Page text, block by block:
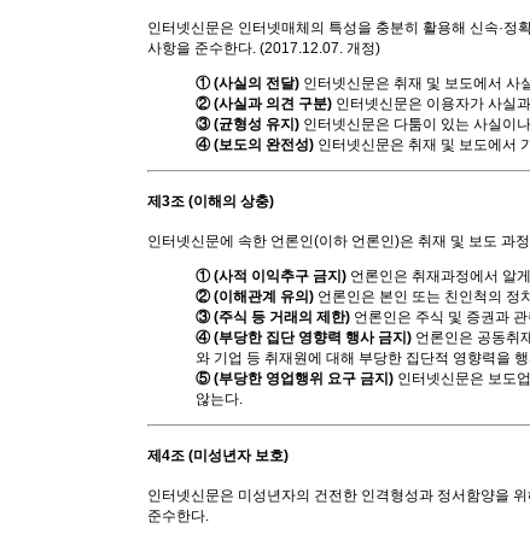
인터넷신문은 인터넷매체의 특성을 충분히 활용해 신속·
사항을 준수한다. (2017.12.07. 개정)
① (사실의 전달) 인터넷신문은 취재 및 보도에서 사
② (사실과 의견 구분) 인터넷신문은 이용자가 사실
③ (균형성 유지) 인터넷신문은 다툼이 있는 사실이
④ (보도의 완전성) 인터넷신문은 취재 및 보도에서
제3조 (이해의 상충)
인터넷신문에 속한 언론인(이하 언론인)은 취재 및 보도 과
① (사적 이익추구 금지) 언론인은 취재과정에서 알
② (이해관계 유의) 언론인은 본인 또는 친인척의 정
③ (주식 등 거래의 제한) 언론인은 주식 및 증권과
④ (부당한 집단 영향력 행사 금지) 언론인은 공동취
와 기업 등 취재원에 대해 부당한 집단적 영향력을
⑤ (부당한 영업행위 요구 금지) 인터넷신문은 보도
않는다.
제4조 (미성년자 보호)
인터넷신문은 미성년자의 건전한 인격형성과 정서함양을
준수한다.